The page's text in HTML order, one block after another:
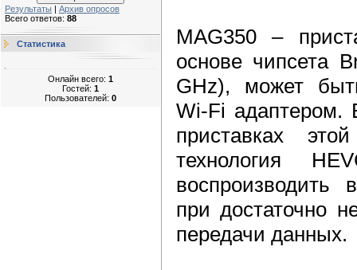
Результаты | Архив опросов
Всего ответов: 88
Статистика
Онлайн всего: 1
Гостей: 1
Пользователей: 0
MAG350 –
основе чипсета
GHz), может
Wi-Fi адаптером.
приставках
технология
воспроизводить
при достаточно
передачи данных.